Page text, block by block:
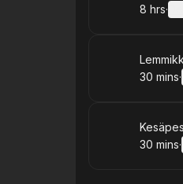
.
8 hrs·
Book
.
30 mins·
Book
.
30 mins·